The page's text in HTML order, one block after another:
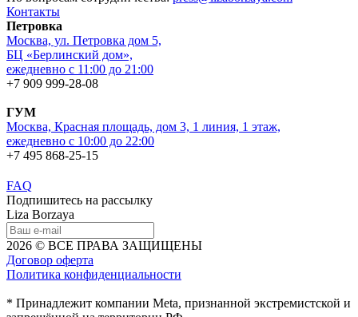
Контакты
Петровка
Москва, ул. Петровка дом 5,
БЦ «Берлинский дом»,
ежедневно с 11:00 до 21:00
+7 909 999-28-08
ГУМ
Москва, Красная площадь, дом 3, 1 линия, 1 этаж,
ежедневно с 10:00 до 22:00
+7 495 868-25-15
FAQ
Подпишитесь на рассылку
Liza Borzaya
2026 © ВСЕ ПРАВА ЗАЩИЩЕНЫ
Договор оферта
Политика конфиденциальности
* Принадлежит компании Meta, признанной экстремистской и